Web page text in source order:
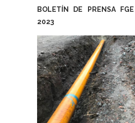
BOLETÍN DE PRENSA
2023